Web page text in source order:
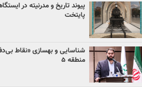
پیوند تاریخ و مدرنیته در
پایتخت
شناسایی و بهسازی «نقاط
منطقه ۵